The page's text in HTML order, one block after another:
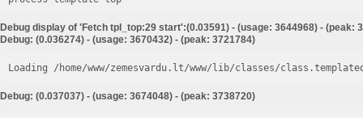
Debug display of 'Fetch tpl_top:29 start':(0.03591) - (usage: 3644968) - (peak:
Debug: (0.036274) - (usage: 3670432) - (peak: 3721784)
Loading /home/www/zemesvardu.lt/www/lib/classes/
Debug: (0.037037) - (usage: 3674048) - (peak: 3738720)